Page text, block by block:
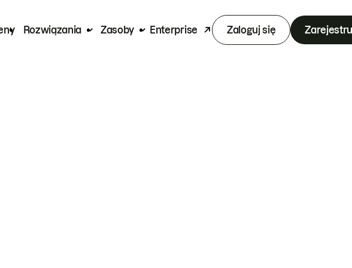
Rozwiązania Zasoby Enterprise Zaloguj się